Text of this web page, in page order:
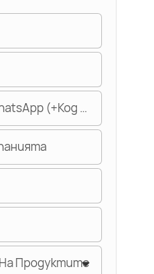
(+Код На Областта)
Продуктите